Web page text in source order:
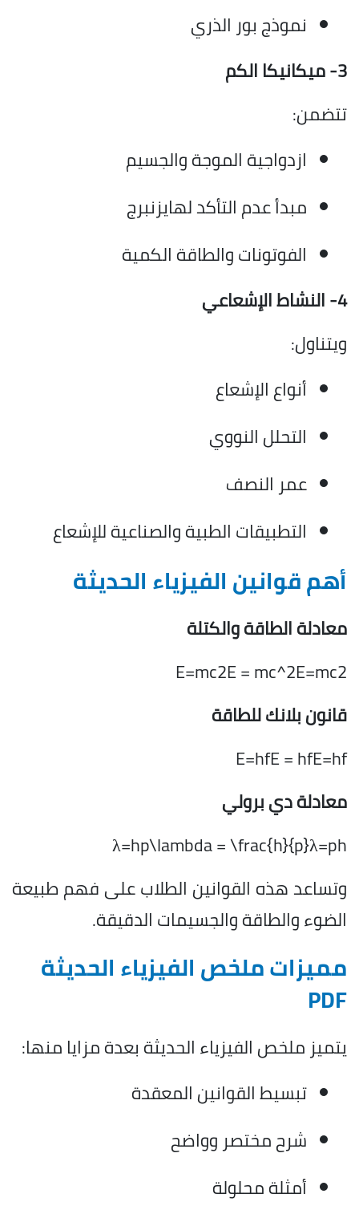
نموذج بور الذري
3- ميكانيكا الكم
تتضمن:
ازدواجية الموجة والجسيم
مبدأ عدم التأكد لهايزنبرج
الفوتونات والطاقة الكمية
4- النشاط الإشعاعي
ويتناول:
أنواع الإشعاع
التحلل النووي
عمر النصف
التطبيقات الطبية والصناعية للإشعاع
أهم قوانين الفيزياء الحديثة
معادلة الطاقة والكتلة
E=mc2E = mc^2E=mc2
قانون بلانك للطاقة
E=hfE = hfE=hf
معادلة دي برولي
λ=hp\lambda = \frac{h}{p}λ=ph​
وتساعد هذه القوانين الطلاب على فهم طبيعة
الضوء والطاقة والجسيمات الدقيقة.
مميزات ملخص الفيزياء الحديثة
PDF
يتميز ملخص الفيزياء الحديثة بعدة مزايا منها:
تبسيط القوانين المعقدة
شرح مختصر وواضح
أمثلة محلولة